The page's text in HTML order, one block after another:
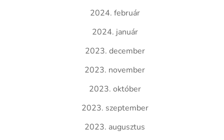
2024. február
2024. január
2023. december
2023. november
2023. október
2023. szeptember
2023. augusztus